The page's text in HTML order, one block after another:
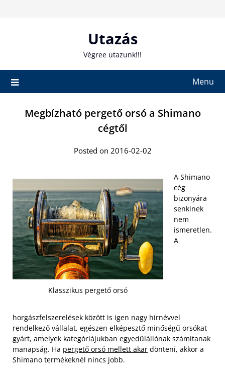
Utazás
Végree utazunk!!!
Menu
Megbízható pergető orsó a Shimano
cégtől
Posted on 2016-02-02
Klasszikus pergető orsó
A Shimano
cég
bizonyára
senkinek
nem
ismeretlen.
A
horgászfelszerelések között is igen nagy hírnévvel
rendelkező vállalat, egészen elképesztő minőségű orsókat
gyárt, amelyek kategóriájukban egyedülállónak számítanak
manapság. Ha pergető orsó mellett akar dönteni, akkor a
Shimano termékeknél nincs jobb.